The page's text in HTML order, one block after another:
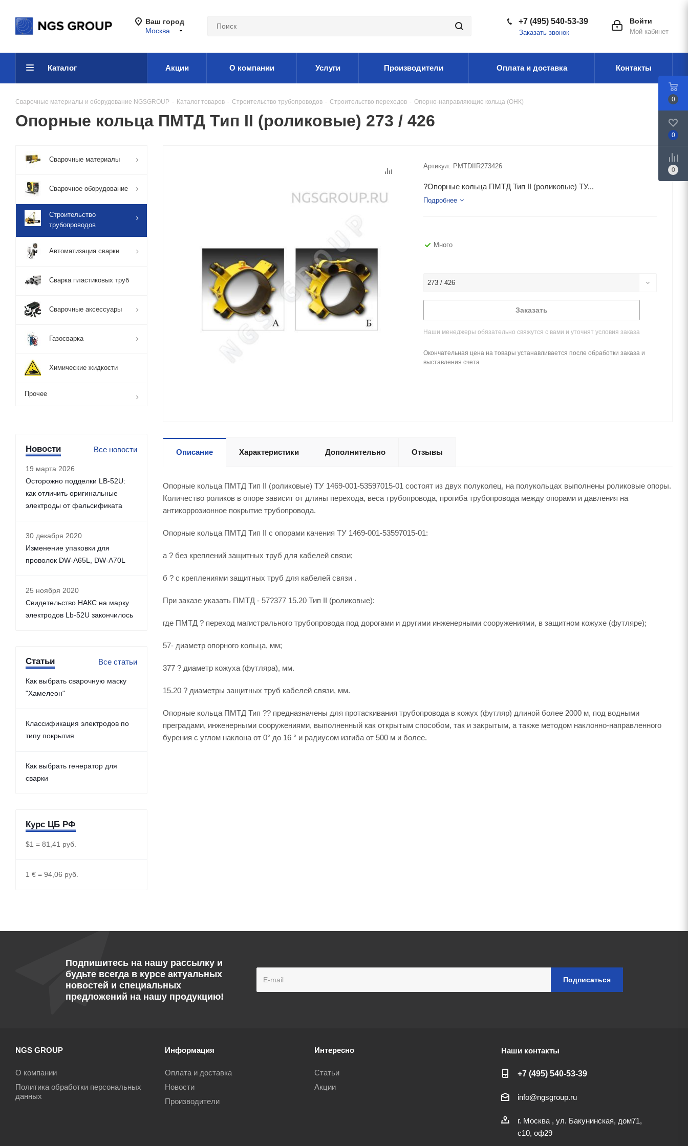
Ваш город
Москва
Войти
Мой кабинет
+7 (495) 540-53-39
Заказать звонок
Каталог Акции О компании Услуги Производители Оплата и доставка Контакты
Сварочные материалы и оборудование NGSGROUP - Каталог товаров - Строительство трубопроводов - Строительство переходов - Опорно-направляющие кольца (ОНК)
Опорные кольца ПМТД Тип II (роликовые) 273 / 426
Артикул: PMTDIIR273426
?Опорные кольца ПМТД Тип II (роликовые) ТУ...
Подробнее
Много
273 / 426
Заказать
Наши менеджеры обязательно свяжутся с вами и уточнят условия заказа
Окончательная цена на товары устанавливается после обработки заказа и
выставления счета
Описание Характеристики Дополнительно Отзывы
Опорные кольца ПМТД Тип II (роликовые) ТУ 1469-001-53597015-01 состоят из двух полуколец, на полукольцах выполнены роликовые опоры.
Количество роликов в опоре зависит от длины перехода, веса трубопровода, прогиба трубопровода между опорами и давления на
антикоррозионное покрытие трубопровода.
Опорные кольца ПМТД Тип II с опорами качения ТУ 1469-001-53597015-01:
а ? без креплений защитных труб для кабелей связи;
б ? с креплениями защитных труб для кабелей связи .
При заказе указать ПМТД - 57?377 15.20 Тип II (роликовые):
где ПМТД ? переход магистрального трубопровода под дорогами и другими инженерными сооружениями, в защитном кожухе (футляре);
57- диаметр опорного кольца, мм;
377 ? диаметр кожуха (футляра), мм.
15.20 ? диаметры защитных труб кабелей связи, мм.
Опорные кольца ПМТД Тип ?? предназначены для протаскивания трубопровода в кожух (футляр) длиной более 2000 м, под водными
преградами, инженерными сооружениями, выполненный как открытым способом, так и закрытым, а также методом наклонно-направленного
бурения с углом наклона от 0° до 16 ° и радиусом изгиба от 500 м и более.
Сварочные материалы
Сварочное оборудование
Строительство
трубопроводов
Автоматизация сварки
Сварка пластиковых труб
Сварочные аксессуары
Газосварка
Химические жидкости
Прочее
Новости Все новости
19 марта 2026
Осторожно подделки LB-52U:
как отличить оригинальные
электроды от фальсификата
30 декабря 2020
Изменение упаковки для
проволок DW-A65L, DW-A70L
25 ноября 2020
Свидетельство НАКС на марку
электродов Lb-52U закончилось
Статьи Все статьи
Как выбрать сварочную маску
"Хамелеон"
Классификация электродов по
типу покрытия
Как выбрать генератор для
сварки
Курс ЦБ РФ
$1 = 81,41 руб.
1 € = 94,06 руб.
Подпишитесь на нашу рассылку и
будьте всегда в курсе актуальных
новостей и специальных
предложений на нашу продукцию!
NGS GROUP
О компании
Политика обработки персональных
данных
Информация
Оплата и доставка
Новости
Производители
Интересно
Статьи
Акции
Наши контакты
+7 (495) 540-53-39
info@ngsgroup.ru
г. Москва , ул. Бакунинская, дом71,
с10, оф29
0
0
0